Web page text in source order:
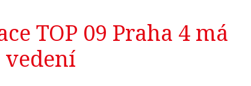
TOP 09 Praha 4 má